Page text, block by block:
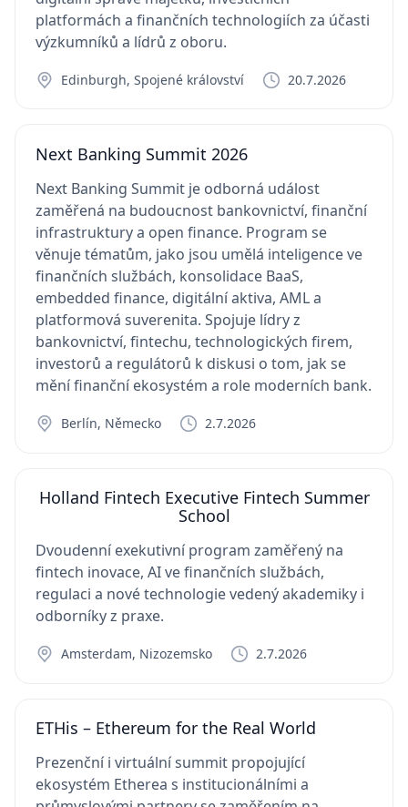
platformách a finančních technologiích za účasti
výzkumníků a lídrů z oboru.
Edinburgh, Spojené království 20.7.2026
Next Banking Summit 2026
Next Banking Summit je odborná událost
zaměřená na budoucnost bankovnictví, finanční
infrastruktury a open finance. Program se
věnuje tématům, jako jsou umělá inteligence ve
finančních službách, konsolidace BaaS,
embedded finance, digitální aktiva, AML a
platformová suverenita. Spojuje lídry z
bankovnictví, fintechu, technologických firem,
investorů a regulátorů k diskusi o tom, jak se
mění finanční ekosystém a role moderních bank.
Berlín, Německo 2.7.2026
Holland Fintech Executive Fintech Summer
School
Dvoudenní exekutivní program zaměřený na
fintech inovace, AI ve finančních službách,
regulaci a nové technologie vedený akademiky i
odborníky z praxe.
Amsterdam, Nizozemsko 2.7.2026
ETHis – Ethereum for the Real World
Prezenční i virtuální summit propojující
ekosystém Etherea s institucionálními a